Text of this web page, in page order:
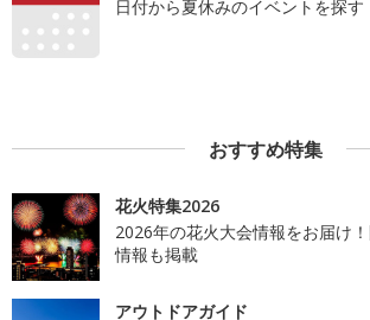
日付から夏休みのイベントを探す
おすすめ特集
花火特集2026
2026年の花火大会情報をお届け
情報も掲載
アウトドアガイド